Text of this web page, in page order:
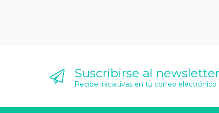
Suscribirse al newsletter
Recibe iniciativas en tu correo electrónico